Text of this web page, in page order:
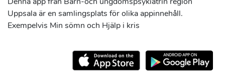
Uppsala är en samlingsplats för olika appinnehåll.
Exempelvis Min sömn och Hjälp i kris